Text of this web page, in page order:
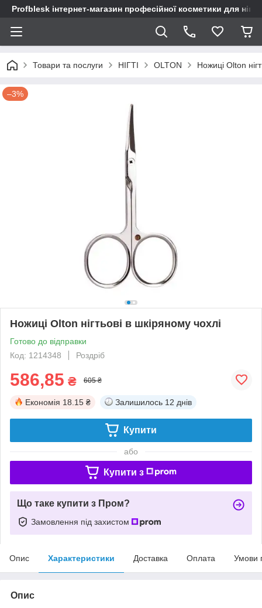
Profblesk інтернет-магазин професійної косметики для
Товари та послуги НІГТІ OLTON Ножиці Olton
–3%
Ножиці Olton нігтьові в шкіряному чохлі
Готово до відправки
Код: 1214348
Роздріб
586,85 ₴ 605 ₴
Економія 18.15 ₴ Залишилось 12 днів
Купити
або
Купити з
Що таке купити з Пром?
Замовлення під захистом
Опис Характеристики Доставка Оплата Умови
Опис